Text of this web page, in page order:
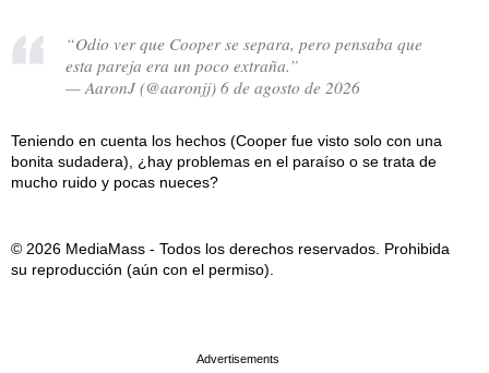
“Odio ver que Cooper se separa, pero pensaba que
esta pareja era un poco extraña.”
— AaronJ (@aaronjj) 6 de agosto de 2026
Teniendo en cuenta los hechos (Cooper fue visto solo con una
bonita sudadera), ¿hay problemas en el paraíso o se trata de
mucho ruido y pocas nueces?
© 2026 MediaMass - Todos los derechos reservados. Prohibida
su reproducción (aún con el permiso).